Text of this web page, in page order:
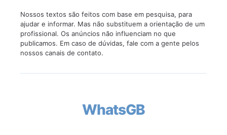
Nossos textos são feitos com base em pesquisa, para
ajudar e informar. Mas não substituem a orientação de um
profissional. Os anúncios não influenciam no que
publicamos. Em caso de dúvidas, fale com a gente pelos
nossos canais de contato.
WhatsGB